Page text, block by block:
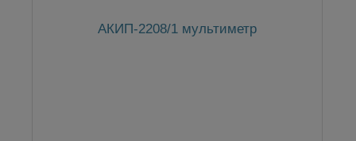
АКИП-2208/1 мультиметр